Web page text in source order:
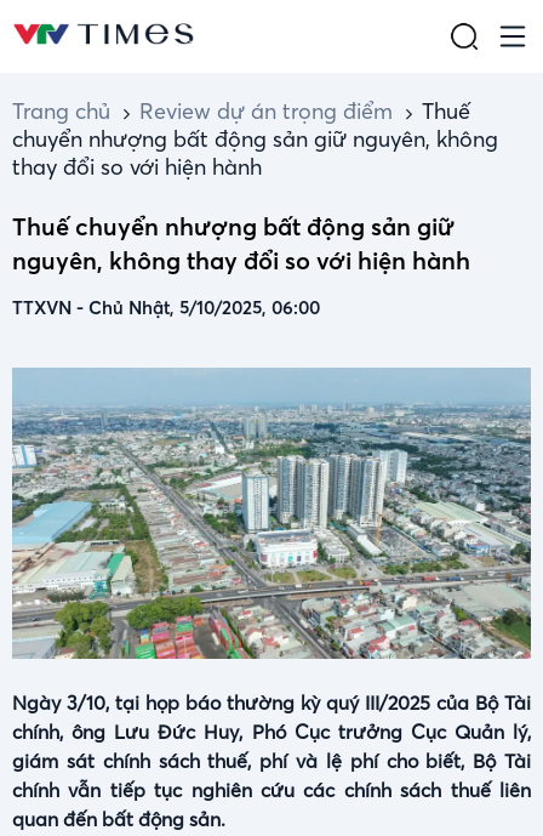
Trang chủ Review dự án trọng điểm
Thuế
chuyển nhượng bất động sản giữ nguyên, không
thay đổi so với hiện hành
Thuế chuyển nhượng bất động sản giữ
nguyên, không thay đổi so với hiện hành
TTXVN - Chủ Nhật, 5/10/2025, 06:00
Ngày 3/10, tại họp báo thường kỳ quý III/2025 của Bộ Tài
chính, ông Lưu Đức Huy, Phó Cục trưởng Cục Quản lý,
giám sát chính sách thuế, phí và lệ phí cho biết, Bộ Tài
chính vẫn tiếp tục nghiên cứu các chính sách thuế liên
quan đến bất động sản.